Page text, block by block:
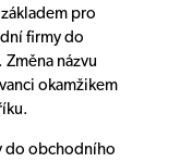
pro
firmy do
názvu
okamžikem
do obchodního